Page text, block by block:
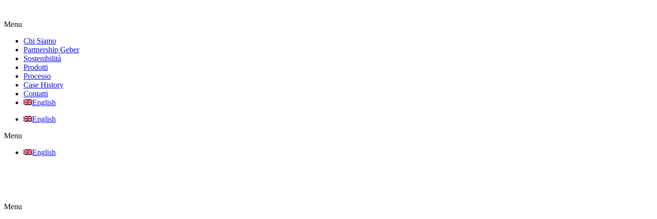
contenuto
Menu
Chi Siamo
Partnership Geber
Sostenibilità
Prodotti
Processo
Case History
Contatti
English
English
Menu
English
Menu